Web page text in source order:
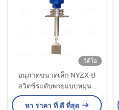
วิดีโอ
อนุภาคขนาดเล็ก NYZX-B
สวิตช์ระดับพายแบบหมุนที่
เชื่อมต่อกับเธรด
หา ราคา ที่ ดี ที่สุด